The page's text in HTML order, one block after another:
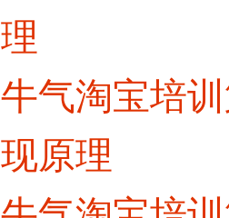
理
牛气淘宝培
现原理